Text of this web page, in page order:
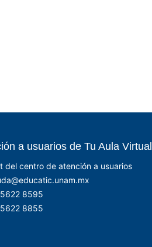
a usuarios de Tu Aula Virtual
del centro de atención a usuarios
8595
8855